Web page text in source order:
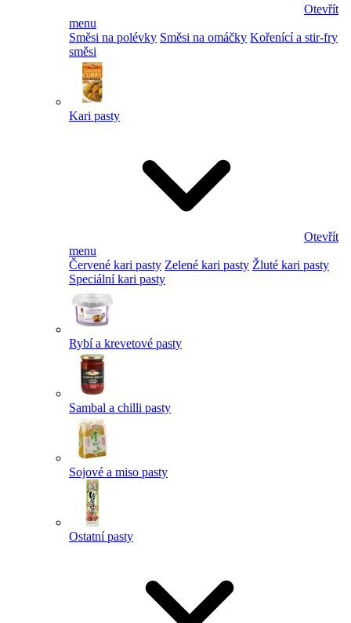
Otevřít
menu
Směsi na polévky Směsi na omáčky Kořenící a stir-fry
směsi
Kari pasty
Otevřít
menu
Červené kari pasty Zelené kari pasty Žluté kari pasty
Speciální kari pasty
Rybí a krevetové pasty
Sambal a chilli pasty
Sojové a miso pasty
Ostatní pasty